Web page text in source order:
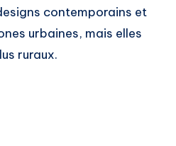
contemporains et
urbaines, mais elles
ruraux.